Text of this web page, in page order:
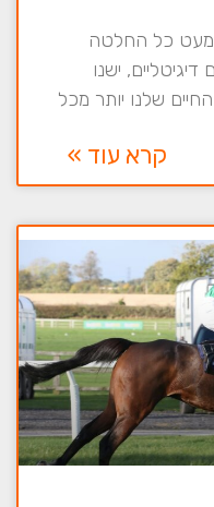
כל החלטה
ישנו
שלנו יותר מכל
קרא עוד »